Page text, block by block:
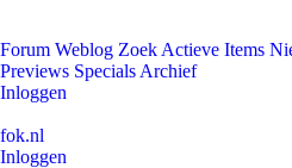
Forum Weblog Zoek Actieve Items
Previews Specials Archief
Inloggen
fok.nl
Inloggen